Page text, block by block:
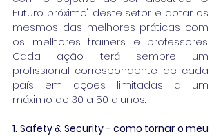
Futuro próximo" deste setor e dotar os
mesmos das melhores práticas com
os melhores trainers e professores.
Cada ação terá sempre um
profissional correspondente de cada
país em ações limitadas a um
máximo de 30 a 50 alunos.
1. Safety & Security - como tornar o meu